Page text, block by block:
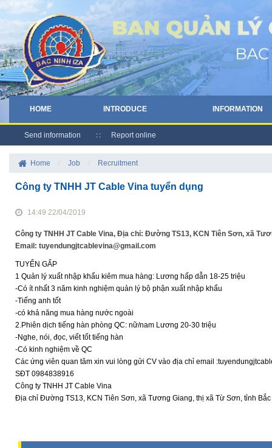
HOME INTRODUCE INFORMATION
Send information Report online
Home Job Recruitment
Công ty TNHH JT Cable Vina tuyển dụng
14:49 22/04/2019
Công ty TNHH JT Cable Vina, Địa chỉ: Đường TS13, KCN Tiên Sơn, xã
Email: tuyendungjtcablevina@gmail.com
TUYỂN GẤP
1 Quản lý xuất nhập khẩu kiêm mua hàng: Lương hấp dẫn 18-25 triệu
-Có ít nhất 3 năm kinh nghiệm quản lý bộ phận xuất nhập khẩu
-Tiếng anh tốt
-có khả năng mua hàng nước ngoài
2.Phiên dịch tiếng hàn phòng QC: nữ/nam Lương 20-30 triệu
-Nghe, nói, đọc, viết tốt tiếng hàn
-Có kinh nghiệm về QC
Các ứng viên quan tâm xin vui lòng gửi CV vào địa chỉ email
SĐT 0984838916
Công ty TNHH JT Cable Vina
Địa chỉ Đường TS13, KCN Tiên Sơn, xã Tương Giang, thị xã Từ Sơn, tỉnh